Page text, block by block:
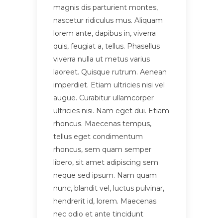
magnis dis parturient montes,
nascetur ridiculus mus. Aliquam
lorem ante, dapibus in, viverra
quis, feugiat a, tellus. Phasellus
viverra nulla ut metus varius
laoreet. Quisque rutrum. Aenean
imperdiet. Etiam ultricies nisi vel
augue. Curabitur ullamcorper
ultricies nisi. Nam eget dui. Etiam
rhoncus. Maecenas tempus,
tellus eget condimentum
rhoncus, sem quam semper
libero, sit amet adipiscing sem
neque sed ipsum. Nam quam
nunc, blandit vel, luctus pulvinar,
hendrerit id, lorem. Maecenas
nec odio et ante tincidunt